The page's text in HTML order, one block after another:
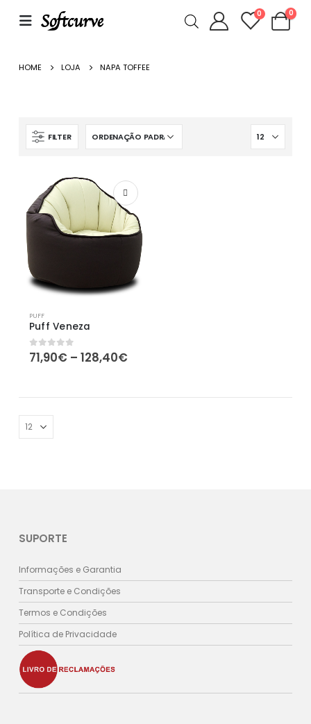
0 0
HOME LOJA NAPA TOFFEE
FILTER
PUFF
Puff Veneza
0out of 5
71,90€ – 128,40€Price
128,40€
SUPORTE
Informações e Garantia
Transporte e Condições
Termos e Condições
Política de Privacidade